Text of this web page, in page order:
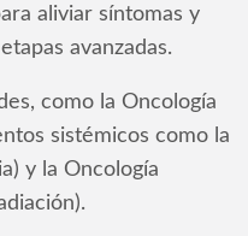
aliviar síntomas y
avanzadas.
como la Oncología
sistémicos como la
y la Oncología